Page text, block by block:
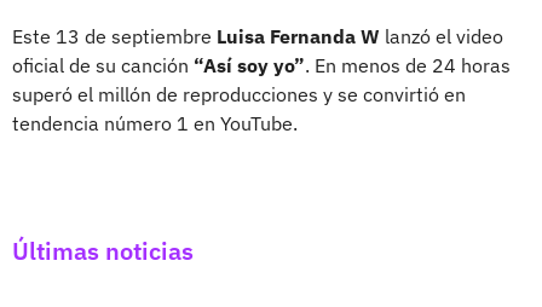
Este 13 de septiembre Luisa Fernanda W lanzó el video
oficial de su canción “Así soy yo”. En menos de 24 horas
superó el millón de reproducciones y se convirtió en
tendencia número 1 en YouTube.
Últimas noticias